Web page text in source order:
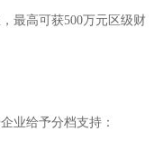
最高可获500万元区级财
业给予分档支持：